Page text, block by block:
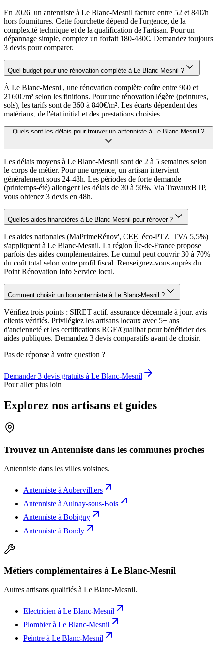
En 2026, un antenniste à Le Blanc-Mesnil facture entre 52 et 84€/h
hors fournitures. Cette fourchette dépend de l'urgence, de la
complexité technique et de la qualification de l'artisan. Pour un
dépannage simple, comptez un forfait 180-480€. Demandez toujours
3 devis pour comparer.
Quel budget pour une rénovation complète à Le Blanc-Mesnil ?
À Le Blanc-Mesnil, une rénovation complète coûte entre 960 et
2160€/m² selon les finitions. Pour une rénovation légère (peintures,
sols), les tarifs sont de 360 à 840€/m². Les écarts dépendent des
matériaux, de l'état initial et des prestations choisies.
Quels sont les délais pour trouver un antenniste à Le Blanc-Mesnil ?
Les délais moyens à Le Blanc-Mesnil sont de 2 à 5 semaines selon
le corps de métier. Pour une urgence, un artisan intervient
généralement sous 24-48h. Les périodes de forte demande
(printemps-été) allongent les délais de 30 à 50%. Via TravauxBTP,
vous obtenez 3 devis en 48h.
Quelles aides financières à Le Blanc-Mesnil pour rénover ?
Les aides nationales (MaPrimeRénov', CEE, éco-PTZ, TVA 5,5%)
s'appliquent à Le Blanc-Mesnil. La région Île-de-France propose
parfois des aides complémentaires. Le cumul peut couvrir 30 à 70%
du coût total selon votre profil fiscal. Renseignez-vous auprès du
Point Rénovation Info Service local.
Comment choisir un bon antenniste à Le Blanc-Mesnil ?
Vérifiez trois points : SIRET actif, assurance décennale à jour, avis
clients vérifiés. Privilégiez les artisans locaux avec 5+ ans
d'ancienneté et les certifications RGE/Qualibat pour bénéficier des
aides publiques. Demandez 3 devis comparatifs avant de choisir.
Pas de réponse à votre question ?
Demander 3 devis gratuits à Le Blanc-Mesnil
Pour aller plus loin
Explorez nos artisans et guides
Trouvez un Antenniste dans les communes proches
Antenniste dans les villes voisines.
Antenniste à Aubervilliers
Antenniste à Aulnay-sous-Bois
Antenniste à Bobigny
Antenniste à Bondy
Métiers complémentaires à Le Blanc-Mesnil
Autres artisans qualifiés à Le Blanc-Mesnil.
Electricien à Le Blanc-Mesnil
Plombierà Le Blanc-Mesnil
Peintre à Le Blanc-Mesnil